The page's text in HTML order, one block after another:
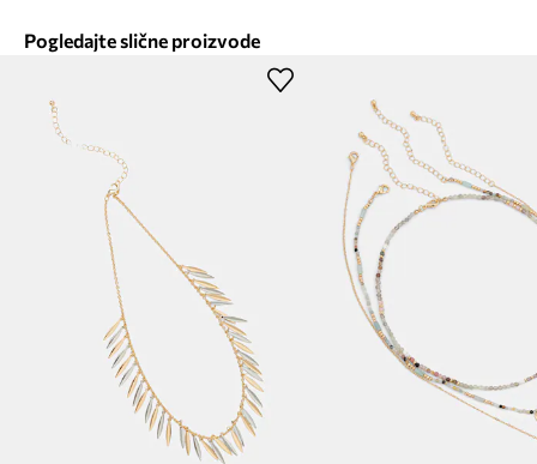
Pogledajte slične proizvode